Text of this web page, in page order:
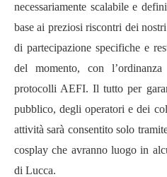
necessariamente scalabile e
base ai preziosi riscontri dei
di partecipazione specifiche e
del momento, con
protocolli AEFI. Il tutto per
pubblico, degli operatori e dei
attività sarà consentito solo
cosplay che avranno luogo in
di Lucca.